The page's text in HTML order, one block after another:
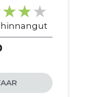
hinnangut